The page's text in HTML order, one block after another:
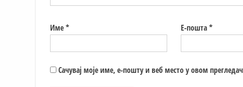
Име* Е-пошта*
Сачувај моје име, е-пошту и веб место у овом